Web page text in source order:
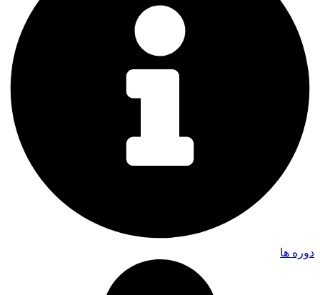
ها